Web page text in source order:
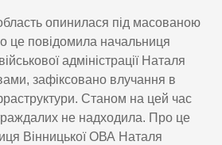
опинилася під масованою
це повідомила начальниця
адміністрації Наталя
зафіксовано влучання в
Станом на цей час
не надходила. Про це
Вінницької ОВА Наталя